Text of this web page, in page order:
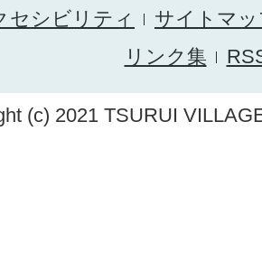
セシビリティ
サイトマ
リンク集
(c) 2021 TSURUI